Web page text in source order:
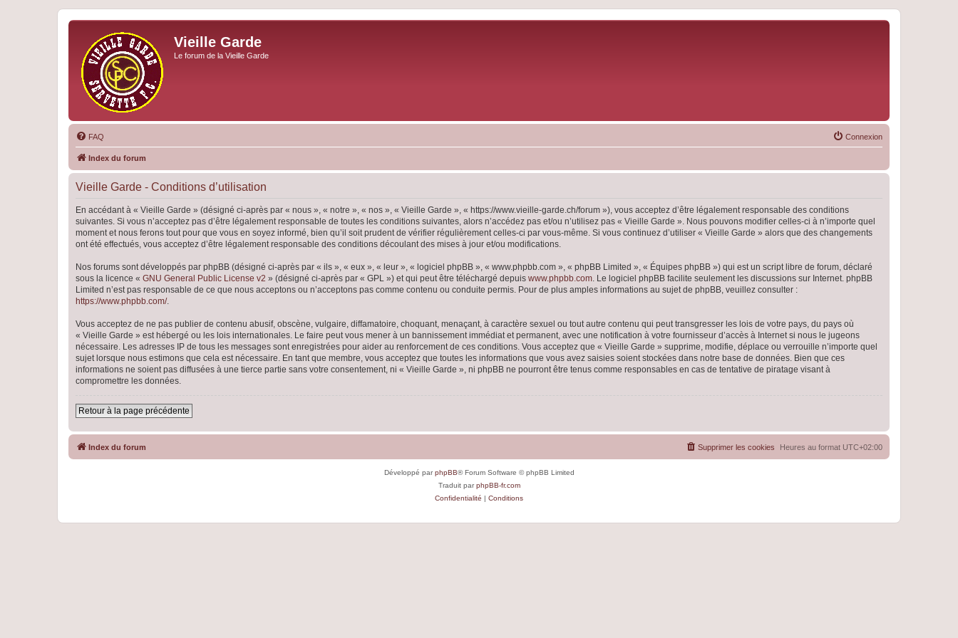
Vieille Garde
Le forum de la Vieille Garde
FAQ Connexion
Index du forum
Vieille Garde - Conditions d’utilisation
En accédant à « Vieille Garde » (désigné ci-après par « nous », « notre », « nos », « Vieille Garde », « https://www.vieille-garde.ch/forum »), vous acceptez d’être légalement responsable des conditions
suivantes. Si vous n’acceptez pas d’être légalement responsable de toutes les conditions suivantes, alors n’accédez pas et/ou n’utilisez pas « Vieille Garde ». Nous pouvons modifier celles-ci à n’importe quel
moment et nous ferons tout pour que vous en soyez informé, bien qu’il soit prudent de vérifier régulièrement celles-ci par vous-même. Si vous continuez d’utiliser « Vieille Garde » alors que des changements
ont été effectués, vous acceptez d’être légalement responsable des conditions découlant des mises à jour et/ou modifications.
Nos forums sont développés par phpBB (désigné ci-après par « ils », « eux », « leur », « logiciel phpBB », « www.phpbb.com », « phpBB Limited », « Équipes phpBB ») qui est un script libre de forum, déclaré
sous la licence « GNU General Public License v2 » (désigné ci-après par « GPL ») et qui peut être téléchargé depuis www.phpbb.com. Le logiciel phpBB facilite seulement les discussions sur Internet. phpBB
Limited n’est pas responsable de ce que nous acceptons ou n’acceptons pas comme contenu ou conduite permis. Pour de plus amples informations au sujet de phpBB, veuillez consulter :
https://www.phpbb.com/.
Vous acceptez de ne pas publier de contenu abusif, obscène, vulgaire, diffamatoire, choquant, menaçant, à caractère sexuel ou tout autre contenu qui peut transgresser les lois de votre pays, du pays où
« Vieille Garde » est hébergé ou les lois internationales. Le faire peut vous mener à un bannissement immédiat et permanent, avec une notification à votre fournisseur d’accès à Internet si nous le jugeons
nécessaire. Les adresses IP de tous les messages sont enregistrées pour aider au renforcement de ces conditions. Vous acceptez que « Vieille Garde » supprime, modifie, déplace ou verrouille n’importe quel
sujet lorsque nous estimons que cela est nécessaire. En tant que membre, vous acceptez que toutes les informations que vous avez saisies soient stockées dans notre base de données. Bien que ces
informations ne soient pas diffusées à une tierce partie sans votre consentement, ni « Vieille Garde », ni phpBB ne pourront être tenus comme responsables en cas de tentative de piratage visant à
compromettre les données.
Retour à la page précédente
Index du forum Heures au format UTC+02:00
Supprimer les cookies
Développé parphpBB® Forum Software © phpBB Limited
Traduit parphpBB-fr.com
Confidentialité | Conditions